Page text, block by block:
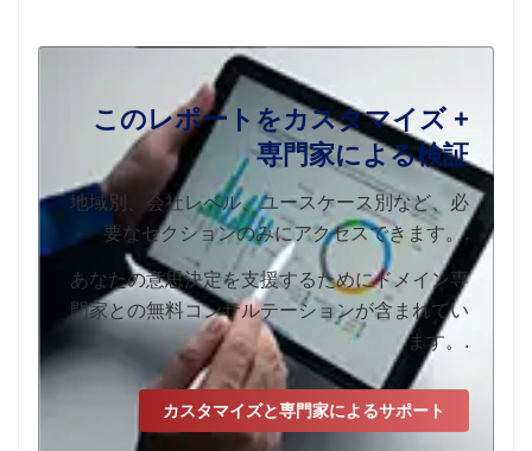
このレポートをカスタマイズ +
専門家による検証
地域別、会社レベル、ユースケース別など、必
要なセクションのみにアクセスできます。.
あなたの意思決定を支援するためにドメイン専
門家との無料コンサルテーションが含まれてい
ます。.
カスタマイズと専門家によるサポート